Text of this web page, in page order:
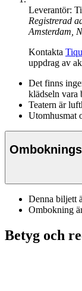
Leverantör:
Registrerad
Amsterdam,
Kontakta
uppdrag av
Det finns
klädseln
Teatern är
Utomhusmat
Denna biljett
Ombokning
Betyg och